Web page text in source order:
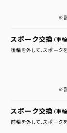
※
スポーク交換 （車
後輪を外して、スポーク
※
スポーク交換 （車
前輪を外して、スポーク